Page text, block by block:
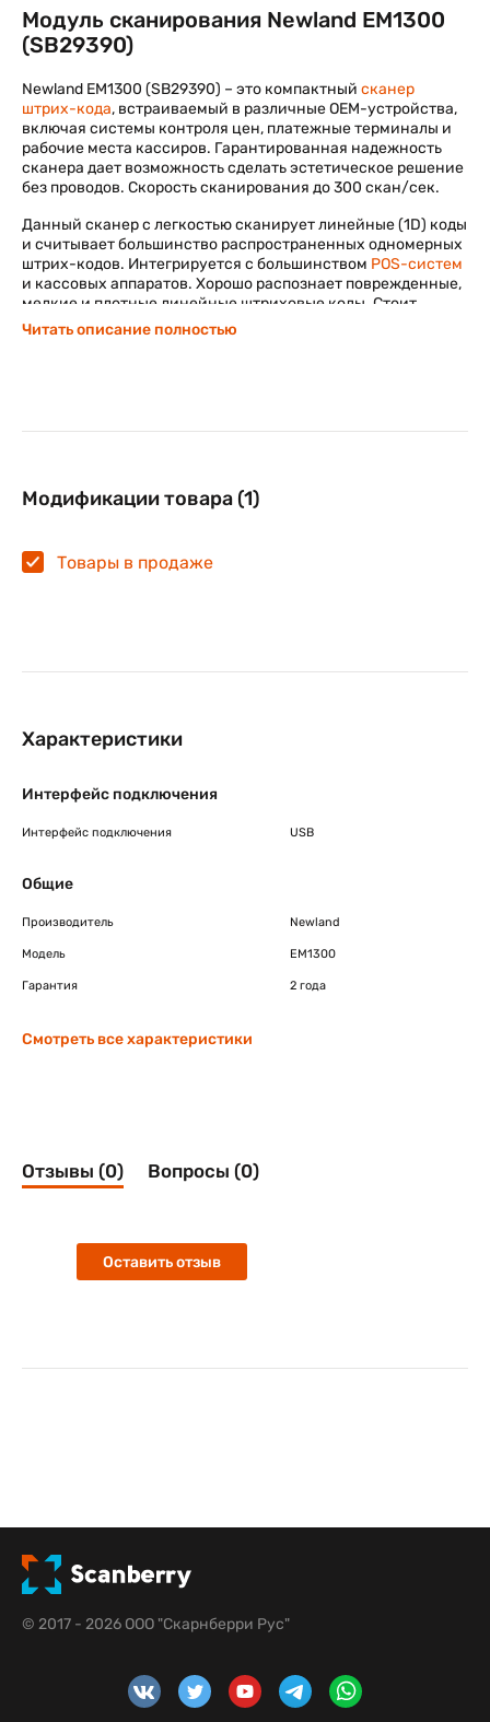
Модуль сканирования Newland EM1300
(SB29390)
Newland EM1300 (SB29390) – это компактный сканер
штрих-кода, встраиваемый в различные OEM-устройства,
включая системы контроля цен, платежные терминалы и
рабочие места кассиров. Гарантированная надежность
сканера дает возможность сделать эстетическое решение
без проводов. Скорость сканирования до 300 скан/сек.
Данный сканер с легкостью сканирует линейные (1D) коды
и считывает большинство распространенных одномерных
штрих-кодов. Интегрируется с большинством POS-систем
и кассовых аппаратов. Хорошо распознает поврежденные,
мелкие и плотные линейные штриховые коды. Стоит
учитывать, что Newland EM1300 не подходит для
Читать описание полностью
Модификации товара (1)
Товары в продаже
Характеристики
Интерфейс подключения
Интерфейс подключения USB
Общие
Производитель Newland
Модель EM1300
Гарантия 2 года
Смотреть все характеристики
Отзывы (0) Вопросы (0)
Оставить отзыв
© 2017 - 2026 ООО "Скарнберри Рус"